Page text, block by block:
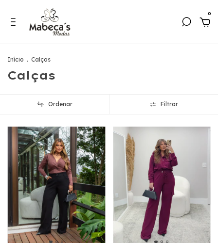
0
Início . Calças
Calças
Ordenar Filtrar